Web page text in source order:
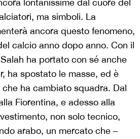
lontanissime dal cuore del
ma simboli. La
ancora questo fenomeno,
calcio anno dopo anno. Con il
ha portato con sé anche
ha spostato le masse, ed è
ha cambiato squadra. Dal
Fiorentina, e adesso alla
non solo tecnico,
arabo, un mercato che –